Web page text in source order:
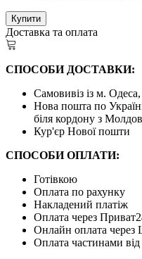
Купити
Доставка та оплата
СПОСОБИ ДОСТАВКИ:
Самовивіз із м.
Нова пошта по
біля кордону з
Кур'єр Нової пошти
СПОСОБИ ОПЛАТИ:
Готівкою
Оплата по рахунку
Накладений платіж
Оплата через
Онлайн оплата через
Оплата частинами